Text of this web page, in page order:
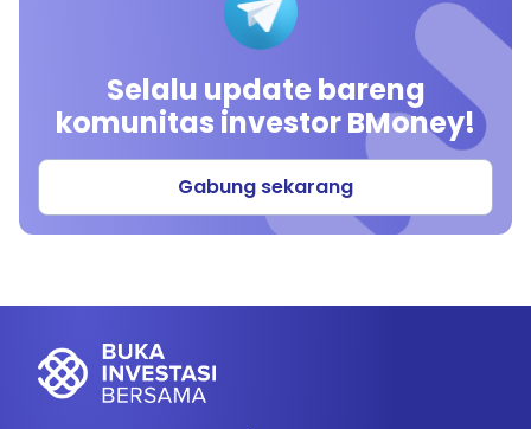
Selalu update bareng
komunitas investor BMoney!
Gabung sekarang